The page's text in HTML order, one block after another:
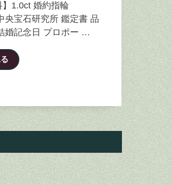
】1.0ct 婚約指輪
央宝石研究所 鑑定書 品
婚記念日 プロポー …